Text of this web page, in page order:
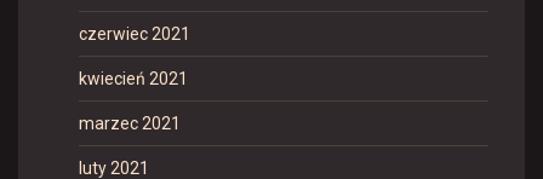
czerwiec 2021
kwiecień 2021
marzec 2021
luty 2021